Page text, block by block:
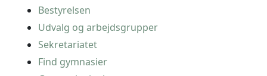
Bestyrelsen
Udvalg og arbejdsgrupper
Sekretariatet
Find gymnasier